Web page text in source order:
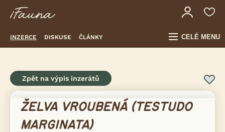
INZERCE DISKUSE ČLÁNKY CELÉ MENU
Zpět na výpis inzerátů
ŽELVA VROUBENÁ (TESTUDO
MARGINATA)